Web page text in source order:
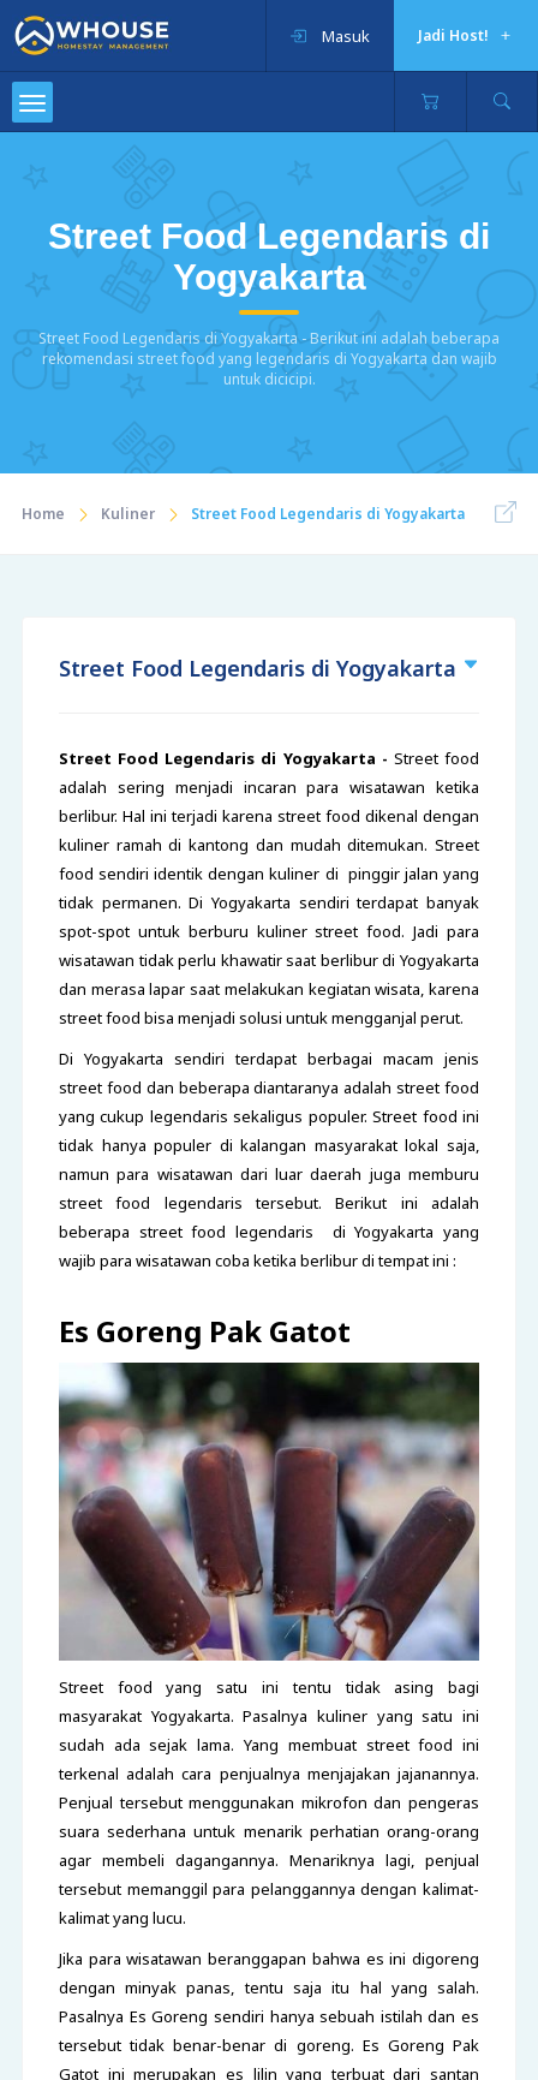
Jadi Host!
Masuk
Street Food Legendaris di
Yogyakarta
Street Food Legendaris di Yogyakarta - Berikut ini adalah beberapa
rekomendasi street food yang legendaris di Yogyakarta dan wajib
untuk dicicipi.
Home Kuliner Street Food Legendaris di Yogyakarta
Street Food Legendaris di Yogyakarta
Street Food Legendaris di Yogyakarta - Street food
adalah sering menjadi incaran para wisatawan ketika
berlibur. Hal ini terjadi karena street food dikenal dengan
kuliner ramah di kantong dan mudah ditemukan. Street
food sendiri identik dengan kuliner di pinggir jalan yang
tidak permanen. Di Yogyakarta sendiri terdapat banyak
spot-spot untuk berburu kuliner street food. Jadi para
wisatawan tidak perlu khawatir saat berlibur di Yogyakarta
dan merasa lapar saat melakukan kegiatan wisata, karena
street food bisa menjadi solusi untuk mengganjal perut.
Di Yogyakarta sendiri terdapat berbagai macam jenis
street food dan beberapa diantaranya adalah street food
yang cukup legendaris sekaligus populer. Street food ini
tidak hanya populer di kalangan masyarakat lokal saja,
namun para wisatawan dari luar daerah juga memburu
street food legendaris tersebut. Berikut ini adalah
beberapa street food legendaris di Yogyakarta yang
wajib para wisatawan coba ketika berlibur di tempat ini :
Es Goreng Pak Gatot
Street food yang satu ini tentu tidak asing bagi
masyarakat Yogyakarta. Pasalnya kuliner yang satu ini
sudah ada sejak lama. Yang membuat street food ini
terkenal adalah cara penjualnya menjajakan jajanannya.
Penjual tersebut menggunakan mikrofon dan pengeras
suara sederhana untuk menarik perhatian orang-orang
agar membeli dagangannya. Menariknya lagi, penjual
tersebut memanggil para pelanggannya dengan kalimat-
kalimat yang lucu.
Jika para wisatawan beranggapan bahwa es ini digoreng
dengan minyak panas, tentu saja itu hal yang salah.
Pasalnya Es Goreng sendiri hanya sebuah istilah dan es
tersebut tidak benar-benar di goreng. Es Goreng Pak
Gatot ini merupakan es lilin yang terbuat dari santan